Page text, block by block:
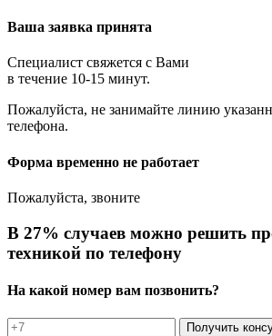
Ваша заявка принята
Специалист свяжется с Вами
в течение 10-15 минут.
Пожалуйста, не занимайте линию
телефона.
Форма временно не работает
Пожалуйста, звоните
В 27% случаев можно решить
техникой по телефону
На какой номер вам позвонить?
Получить